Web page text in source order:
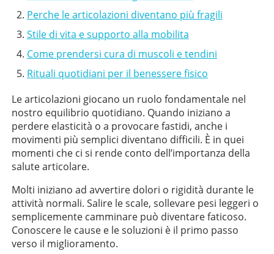
Perche le articolazioni diventano più fragili
Stile di vita e supporto alla mobilita
Come prendersi cura di muscoli e tendini
Rituali quotidiani per il benessere fisico
Le articolazioni giocano un ruolo fondamentale nel
nostro equilibrio quotidiano. Quando iniziano a
perdere elasticità o a provocare fastidi, anche i
movimenti più semplici diventano difficili. È in quei
momenti che ci si rende conto dell’importanza della
salute articolare.
Molti iniziano ad avvertire dolori o rigidità durante le
attività normali. Salire le scale, sollevare pesi leggeri o
semplicemente camminare può diventare faticoso.
Conoscere le cause e le soluzioni è il primo passo
verso il miglioramento.